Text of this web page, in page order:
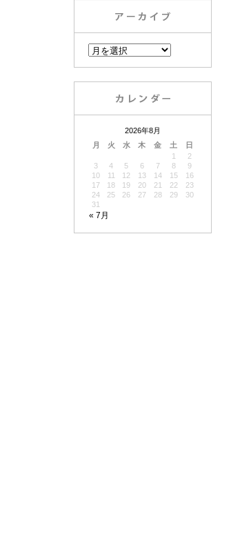
2026年8月
月
火 水 木 金 土 日
« 7月
1
2
3
4 5 6 7 8
9
10
11 12 13 14 15
16
17
18 19 20 21 22
23
24
25 26 27 28 29
30
31